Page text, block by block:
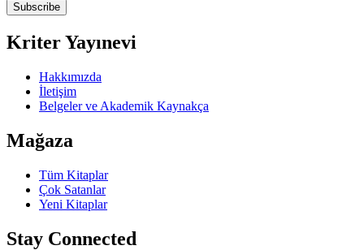
Subscribe
Kriter Yayınevi
Hakkımızda
İletişim
Belgeler ve Akademik Kaynakça
Mağaza
Tüm Kitaplar
Çok Satanlar
Yeni Kitaplar
Stay Connected